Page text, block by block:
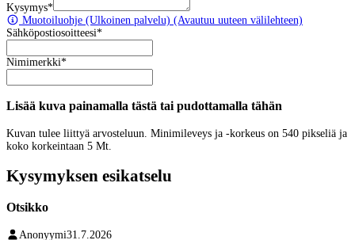
Kysymys*
Muotoiluohje (Ulkoinen palvelu) (Avautuu uuteen välilehteen)
Sähköpostiosoitteesi*
Nimimerkki*
Lisää kuva painamalla tästä tai pudottamalla tähän
Kuvan tulee liittyä arvosteluun. Minimileveys ja -korkeus on 540 pikseliä ja
koko korkeintaan 5 Mt.
Kysymyksen esikatselu
Otsikko
Anonyymi31.7.2026